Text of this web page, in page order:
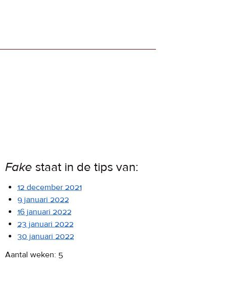
Fake staat in de tips van:
12 december 2021
9 januari 2022
16 januari 2022
23 januari 2022
30 januari 2022
Aantal weken: 5